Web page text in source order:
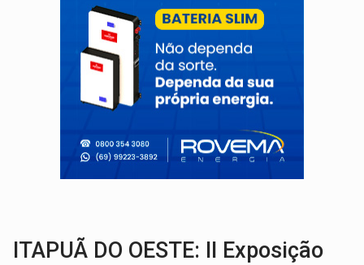
VÍDEO: Motoboy de delivery sofre fratura após mulher
ELEIÇÕES 2026: Ulisses Guimarães e as nuvens no céu de Rondônia –
DECISÃO REVISADA:Nunes Marques reduz pena de Acir Gurgacz e declara
CONEXÃO RONDONIAOVIVO:Museólogo Antônio Ocampo lança livro
ELEIÇÕES 2026:Patrimônio de candidata a deputada federal do PL salta R$ 1
ITAPUÃ DO OESTE: II Exposição